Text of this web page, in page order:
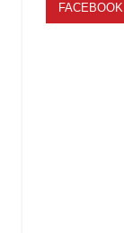
FACEBOOK